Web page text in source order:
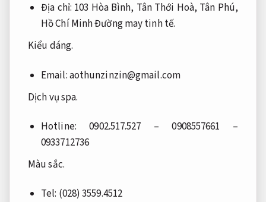
Địa chỉ: 103 Hòa Bình, Tân Thới Hoà, Tân Phú,
Hồ Chí MinhĐường may tinh tế.
Kiểu dáng.
Email:aothunzinzin@gmail.com
Dịch vụ spa.
Hotline: 0902.517.527 –0908557661 –
0933712736
Màu sắc.
Tel: (028) 3559.4512